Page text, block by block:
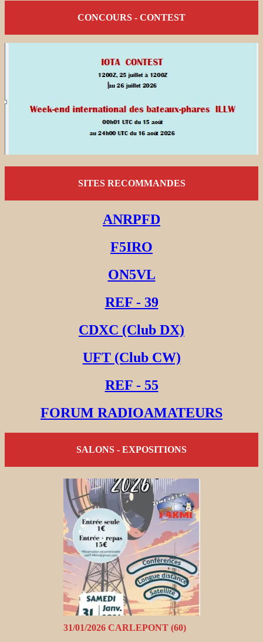
CONCOURS - CONTEST
SITES RECOMMANDES
ANRPFD
F5IRO
ON5VL
REF - 39
CDXC (Club DX)
UFT (Club CW)
REF - 55
FORUM RADIOAMATEURS
SALONS - EXPOSITIONS
31/01/2026 CARLEPONT (60)